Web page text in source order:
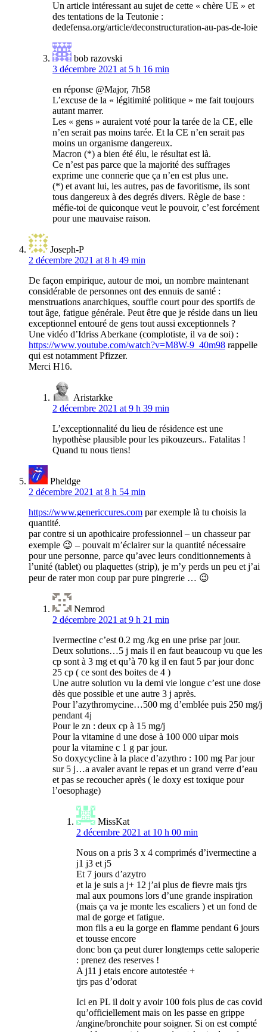
Un article intéressant au sujet de cette « chère UE » et
des tentations de la Teutonie :
dedefensa.org/article/deconstructuration-au-pas-de-loie
bob razovski
3 décembre 2021 at 5 h 16 min
en réponse @Major, 7h58
L’excuse de la « légitimité politique » me fait toujours
autant marrer.
Les « gens » auraient voté pour la tarée de la CE, elle
n’en serait pas moins tarée. Et la CE n’en serait pas
moins un organisme dangereux.
Macron (*) a bien été élu, le résultat est là.
Ce n’est pas parce que la majorité des suffrages
exprime une connerie que ça n’en est plus une.
(*) et avant lui, les autres, pas de favoritisme, ils sont
tous dangereux à des degrés divers. Règle de base :
méfie-toi de quiconque veut le pouvoir, c’est forcément
pour une mauvaise raison.
Joseph-P
2 décembre 2021 at 8 h 49 min
De façon empirique, autour de moi, un nombre maintenant
considérable de personnes ont des ennuis de santé :
menstruations anarchiques, souffle court pour des sportifs de
tout âge, fatigue générale. Peut être que je réside dans un lieu
exceptionnel entouré de gens tout aussi exceptionnels ?
Une vidéo d’Idriss Aberkane (complotiste, il va de soi) :
https://www.youtube.com/watch?v=M8W-9_40m98 rappelle
qui est notamment Pfizzer.
Merci H16.
Aristarkke
2 décembre 2021 at 9 h 39 min
L’exceptionnalité du lieu de résidence est une
hypothèse plausible pour les pikouzeurs.. Fatalitas !
Quand tu nous tiens!
Pheldge
2 décembre 2021 at 8 h 54 min
https://www.genericcures.com par exemple là tu choisis la
quantité.
par contre si un apothicaire professionnel – un chasseur par
exemple 😉 – pouvait m’éclairer sur la quantité nécessaire
pour une personne, parce qu’avec leurs conditionnements à
l’unité (tablet) ou plaquettes (strip), je m’y perds un peu et j’ai
peur de rater mon coup par pure pingrerie … 😉
Nemrod
2 décembre 2021 at 9 h 21 min
Ivermectine c’est 0.2 mg /kg en une prise par jour.
Deux solutions…5 j mais il en faut beaucoup vu que les
cp sont à 3 mg et qu’à 70 kg il en faut 5 par jour donc
25 cp ( ce sont des boites de 4 )
Une autre solution vu la demi vie longue c’est une dose
dès que possible et une autre 3 j après.
Pour l’azythromycine…500 mg d’emblée puis 250 mg/j
pendant 4j
Pour le zn : deux cp à 15 mg/j
Pour la vitamine d une dose à 100 000 uipar mois
pour la vitamine c 1 g par jour.
So doxycycline à la place d’azythro : 100 mg Par jour
sur 5 j…a avaler avant le repas et un grand verre d’eau
et pas se recoucher après ( le doxy est toxique pour
l’oesophage)
MissKat
2 décembre 2021 at 10 h 00 min
Nous on a pris 3 x 4 comprimés d’ivermectine a
j1 j3 et j5
Et 7 jours d’azytro
et la je suis a j+ 12 j’ai plus de fievre mais tjrs
mal aux poumons lors d’une grande inspiration
(mais ça va je monte les escaliers ) et un fond de
mal de gorge et fatigue.
mon fils a eu la gorge en flamme pendant 6 jours
et tousse encore
donc bon ça peut durer longtemps cette saloperie
: prenez des reserves !
A j11 j etais encore autotestée +
tjrs pas d’odorat
Ici en PL il doit y avoir 100 fois plus de cas covid
qu’officiellement mais on les passe en grippe
/angine/bronchite pour soigner. Si on est compté